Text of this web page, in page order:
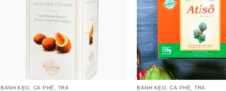
BÁNH KẸO, CÀ PHÊ, TRÀ
+
BÁNH KẸO, CÀ PHÊ, TRÀ